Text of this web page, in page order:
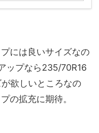
には良いサイズなの
ップなら235/70R16
欲しいところなの
の拡充に期待。